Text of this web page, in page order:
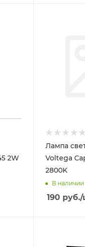
2W
Лампа
Voltega
2800K
В наличии
190 руб./